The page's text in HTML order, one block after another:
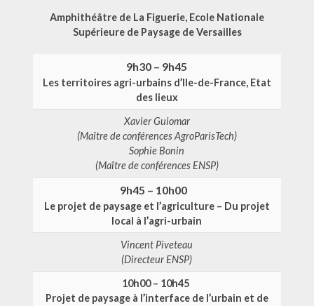
Amphithéâtre de La Figuerie, Ecole Nationale
Supérieure de Paysage de Versailles
9h30 – 9h45
Les territoires agri-urbains d’Ile-de-France, Etat
des lieux
Xavier Guiomar
(Maître de conférences AgroParisTech)
Sophie Bonin
(Maître de conférences ENSP)
9h45 – 10h00
Le projet de paysage et l’agriculture – Du projet
local à l’agri-urbain
Vincent Piveteau
(Directeur ENSP)
10h00 – 10h45
Projet de paysage à l’interface de l’urbain et de